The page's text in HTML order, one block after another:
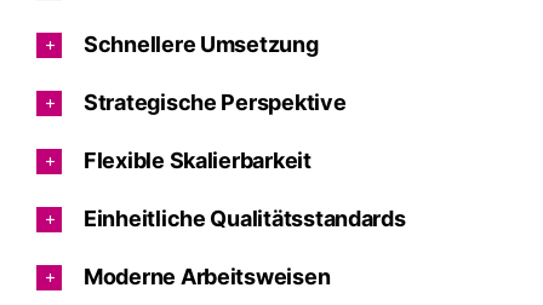
Schnellere Umsetzung
Strategische Perspektive
Flexible Skalierbarkeit
Einheitliche Qualitätsstandards
Moderne Arbeitsweisen